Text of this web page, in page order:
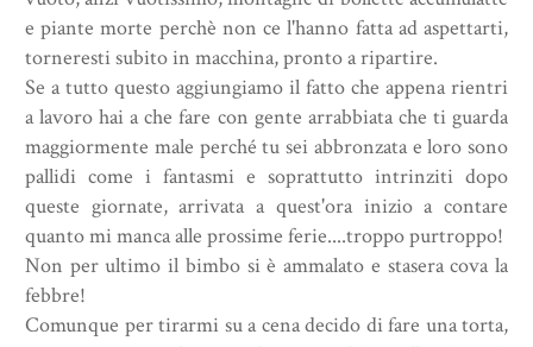
e piante morte perchè non ce l'hanno fatta ad aspettarti,
torneresti subito in macchina, pronto a ripartire.
Se a tutto questo aggiungiamo il fatto che appena rientri
a lavoro hai a che fare con gente arrabbiata che ti guarda
maggiormente male perché tu sei abbronzata e loro sono
pallidi come i fantasmi e soprattutto intrinziti dopo
queste giornate, arrivata a quest'ora inizio a contare
quanto mi manca alle prossime ferie....troppo purtroppo!
Non per ultimo il bimbo si è ammalato e stasera cova la
febbre!
Comunque per tirarmi su a cena decido di fare una torta,